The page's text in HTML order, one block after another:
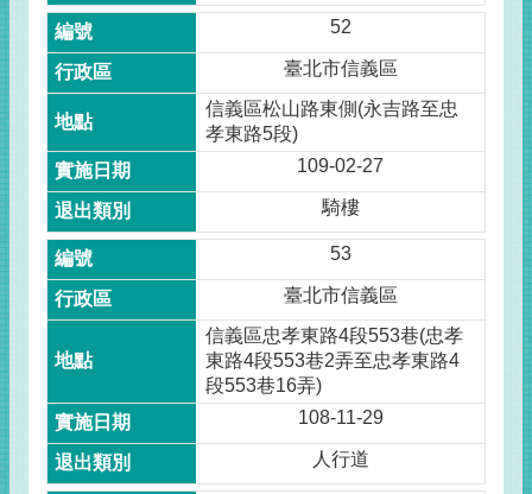
52
臺北市信義區
信義區松山路東側(永吉路至忠
孝東路5段)
109-02-27
騎樓
53
臺北市信義區
信義區忠孝東路4段553巷(忠孝
東路4段553巷2弄至忠孝東路4
段553巷16弄)
108-11-29
人行道